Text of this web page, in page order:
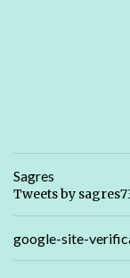
Sagres
Tweets by
google-site-